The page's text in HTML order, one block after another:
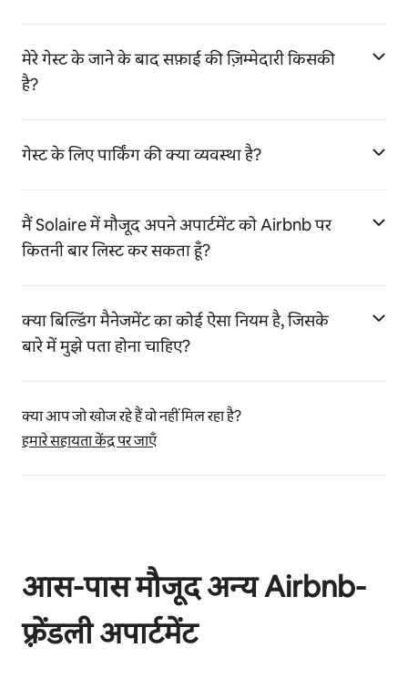
मेरे गेस्ट के जाने के बाद सफ़ाई की ज़िम्मेदारी किसकी
है?
गेस्ट के लिए पार्किंग की क्या व्यवस्था है?
मैं Solaire में मौजूद अपने अपार्टमेंट को Airbnb पर
कितनी बार लिस्ट कर सकता हूँ?
क्या बिल्डिंग मैनेजमेंट का कोई ऐसा नियम है, जिसके
बारे में मुझे पता होना चाहिए?
क्या आप जो खोज रहे हैं वो नहीं मिल रहा है?
हमारे सहायता केंद्र पर जाएँ
आस-पास मौजूद अन्य Airbnb-
फ़्रेंडली अपार्टमेंट